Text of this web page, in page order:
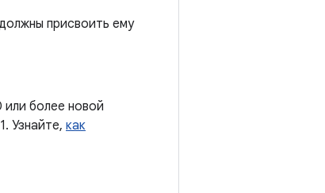
присвоить ему
или более новой
Узнайте, как